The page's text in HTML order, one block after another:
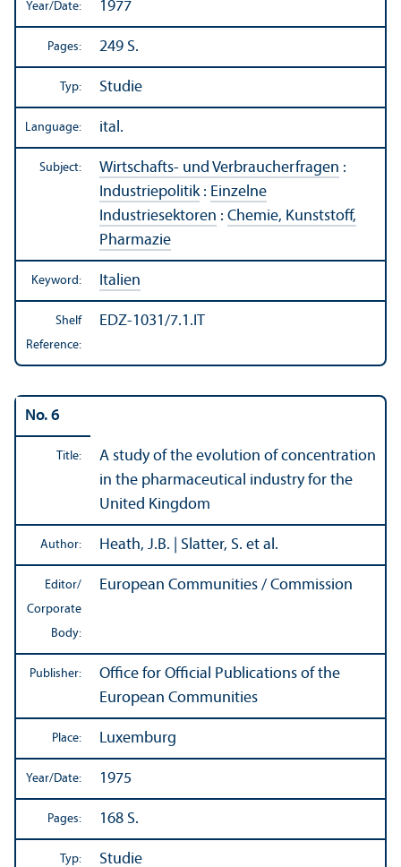
Year/Date: 1977
Pages: 249 S.
Typ: Studie
Language: ital.
Subject: Wirtschafts- und Verbraucherfragen :
Industriepolitik: Einzelne
Industriesektoren : Chemie, Kunststoff,
Pharmazie
Keyword: Italien
Shelf
Reference:
EDZ-1031/7.1.IT
No. 6
Title:
A study of the evolution of concentration
in the pharmaceutical industry for the
United Kingdom
Author: Heath, J.B. | Slatter, S. et al.
Editor/
Corporate
Body:
European Communities / Commission
Publisher:
Office for Official Publications of the
European Communities
Place: Luxemburg
Year/Date: 1975
Pages: 168 S.
Typ: Studie